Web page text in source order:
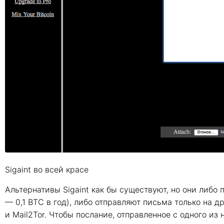
Sigaint во всей красе
Альтернативы Sigaint как бы существуют, но они либо
— 0,1 BTC в год), либо отправляют письма только на
и Mail2Tor. Чтобы послание, отправленное с одного